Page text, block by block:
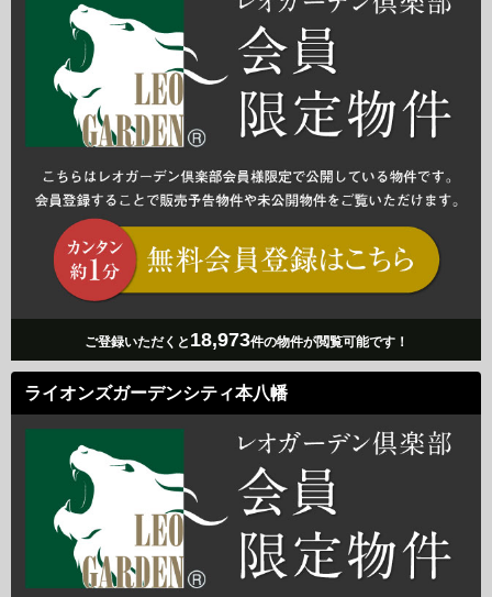
ご登録いただくと 18,973件の物件が閲覧可能です！
ライオンズガーデンシティ本八幡